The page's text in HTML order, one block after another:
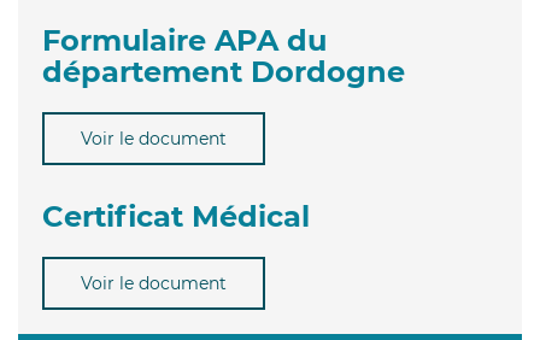
Formulaire APA du
département Dordogne
Voir le document
Certificat Médical
Voir le document